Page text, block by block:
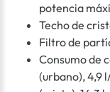
potencia
Techo de
Filtro de
Consumo de
(urbano), 4,9